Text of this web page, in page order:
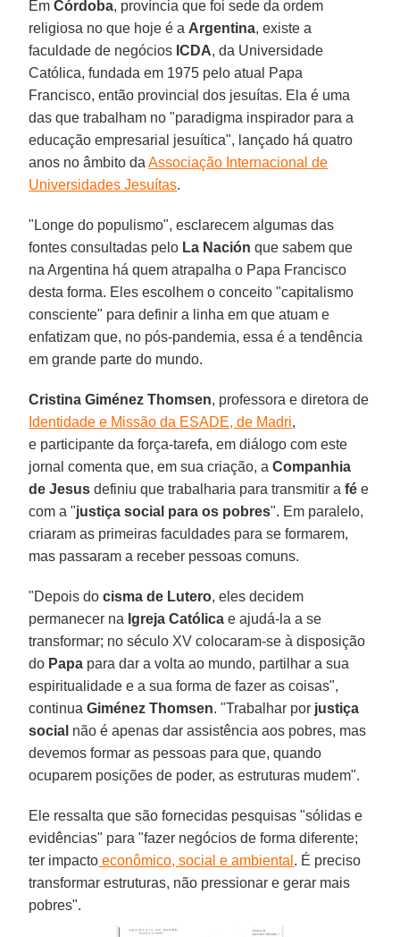
EmCórdoba, província que foi sede da ordem
religiosa no que hoje é a Argentina, existe a
faculdade de negócios ICDA, da Universidade
Católica, fundada em 1975 pelo atual Papa
Francisco, então provincial dos jesuítas. Ela é uma
das que trabalham no "paradigma inspirador para a
educação empresarial jesuítica", lançado há quatro
anos no âmbito daAssociação Internacional de
Universidades Jesuítas.
"Longe do populismo", esclarecem algumas das
fontes consultadas pelo La Naciónque sabem que
na Argentina há quem atrapalha o Papa Francisco
desta forma. Eles escolhem o conceito "capitalismo
consciente" para definir a linha em que atuam e
enfatizam que, no pós-pandemia, essa é a tendência
em grande parte do mundo.
Cristina Giménez Thomsen, professora e diretora de
Identidade e Missão da ESADE, de Madri,
e participante da força-tarefa, em diálogo com este
jornal comenta que, em sua criação, aCompanhia
de Jesus definiu que trabalharia para transmitir afé e
com a "justiça social para os pobres". Em paralelo,
criaram as primeiras faculdades para se formarem,
mas passaram a receber pessoas comuns.
"Depois docisma de Lutero, eles decidem
permanecer na Igreja Católica e ajudá-la a se
transformar; no século XV colocaram-se à disposição
do Papa para dar a volta ao mundo, partilhar a sua
espiritualidade e a sua forma de fazer as coisas",
continuaGiménez Thomsen. "Trabalhar por justiça
social não é apenas dar assistência aos pobres, mas
devemos formar as pessoas para que, quando
ocuparem posições de poder, as estruturas mudem".
Ele ressalta que são fornecidas pesquisas "sólidas e
evidências" para "fazer negócios de forma diferente;
ter impacto econômico, social e ambiental . É preciso
transformar estruturas, não pressionar e gerar mais
pobres".